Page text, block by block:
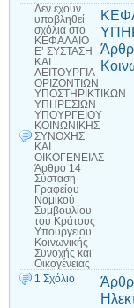
Δεν έχουν
υποβληθεί
σχόλια στο
ΚΕΦΑΛΑΙΟ
Ε’ ΣΥΣΤΑΣΗ
ΚΑΙ
ΛΕΙΤΟΥΡΓΙΑ
ΟΡΙΖΟΝΤΙΩΝ
ΥΠΟΣΤΗΡΙΚΤΙΚΩΝ
ΥΠΗΡΕΣΙΩΝ
ΥΠΟΥΡΓΕΙΟΥ
ΚΟΙΝΩΝΙΚΗΣ
ΣΥΝΟΧΗΣ
ΚΑΙ
ΟΙΚΟΓΕΝΕΙΑΣ
Άρθρο 14
Σύσταση
Γραφείου
Νομικού
Συμβουλίου
του Κράτους
Υπουργείου
Κοινωνικής
Συνοχής και
Οικογένειας
1 Σχόλιο